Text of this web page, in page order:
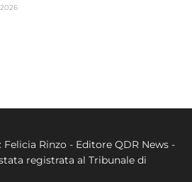
Rinzo - Editore QDR News -
registrata al Tribunale di